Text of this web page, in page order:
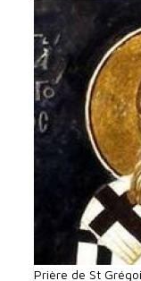
Prière de St